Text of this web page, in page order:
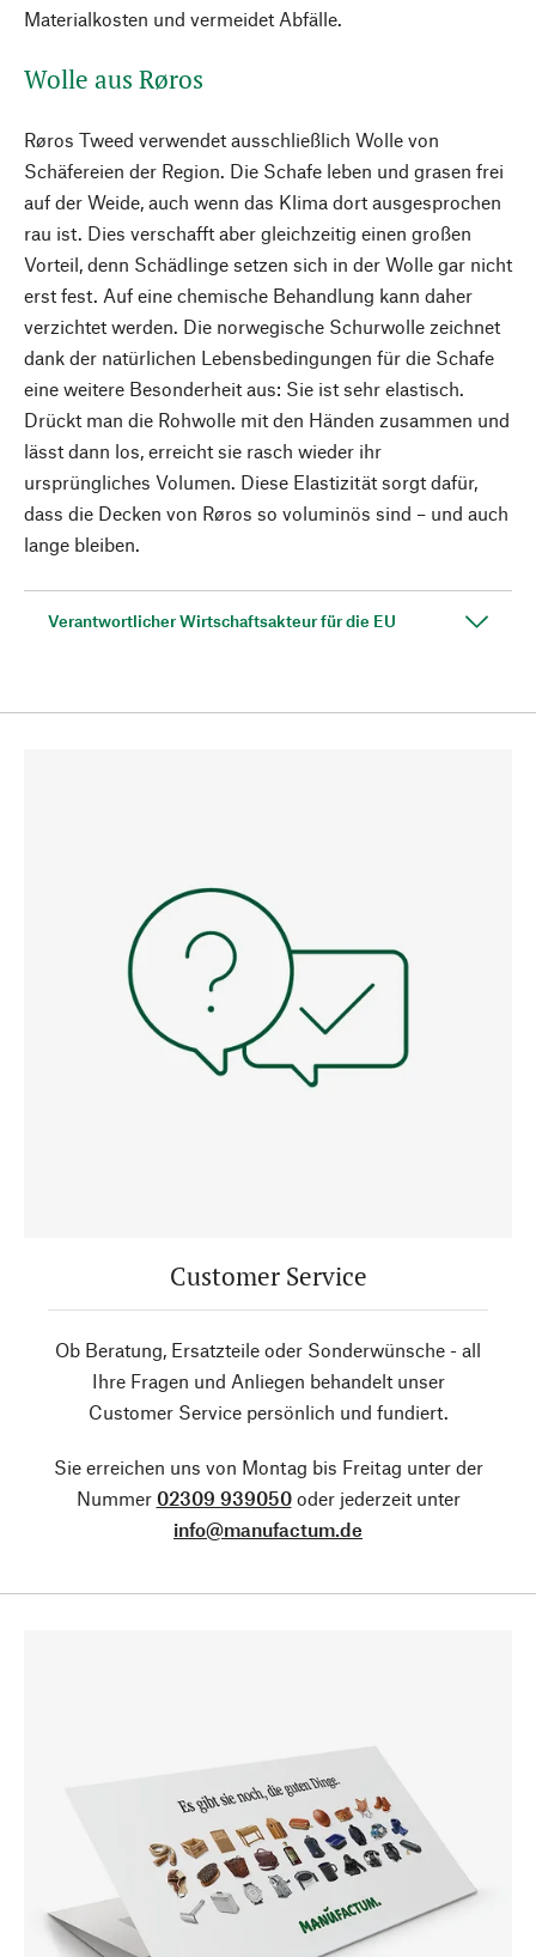
Materialkosten und vermeidet Abfälle.
Wolle aus Røros
Røros Tweed verwendet ausschließlich Wolle von
Schäfereien der Region. Die Schafe leben und grasen frei
auf der Weide, auch wenn das Klima dort ausgesprochen
rau ist. Dies verschafft aber gleichzeitig einen großen
Vorteil, denn Schädlinge setzen sich in der Wolle gar nicht
erst fest. Auf eine chemische Behandlung kann daher
verzichtet werden. Die norwegische Schurwolle zeichnet
dank der natürlichen Lebensbedingungen für die Schafe
eine weitere Besonderheit aus: Sie ist sehr elastisch.
Drückt man die Rohwolle mit den Händen zusammen und
lässt dann los, erreicht sie rasch wieder ihr
ursprüngliches Volumen. Diese Elastizität sorgt dafür,
dass die Decken von Røros so voluminös sind – und auch
lange bleiben.
Verantwortlicher Wirtschaftsakteur für die EU
Customer Service
Ob Beratung, Ersatzteile oder Sonderwünsche - all
Ihre Fragen und Anliegen behandelt unser
Customer Service persönlich und fundiert.
Sie erreichen uns von Montag bis Freitag unter der
Nummer 02309 939050oder jederzeit unter
info@manufactum.de